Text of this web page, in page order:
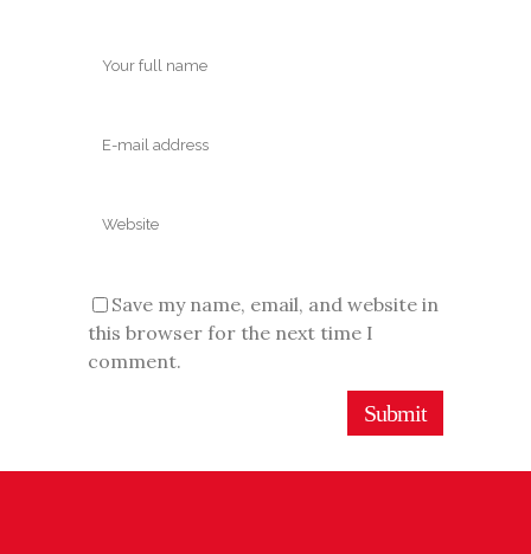
Save my name, email, and website in
this browser for the next time I
comment.